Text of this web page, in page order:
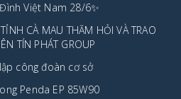
Việt Nam 28/6✨
CÀ MAU THĂM HỎI VÀ TRAO
TÍN PHÁT GROUP
công đoàn cơ sở
Penda EP 85W90